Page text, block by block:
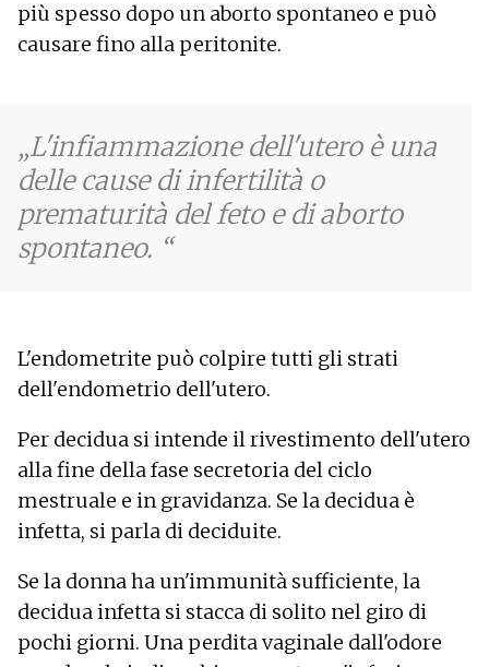
più spesso dopo un aborto spontaneo e può
causare fino alla peritonite.
L'infiammazione dell'utero è una
delle cause di infertilità o
prematurità del feto e di aborto
spontaneo.
L'endometrite può colpire tutti gli strati
dell'endometrio dell'utero.
Per decidua si intende il rivestimento dell'utero
alla fine della fase secretoria del ciclo
mestruale e in gravidanza. Se la decidua è
infetta, si parla di deciduite.
Se la donna ha un'immunità sufficiente, la
decidua infetta si stacca di solito nel giro di
pochi giorni. Una perdita vaginale dall'odore